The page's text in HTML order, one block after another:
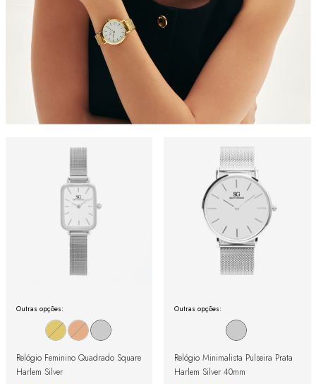
Outras opções:
Relógio Feminino Quadrado Square
Harlem Silver
Outras opções:
Relógio Minimalista Pulseira Prata
Harlem Silver 40mm